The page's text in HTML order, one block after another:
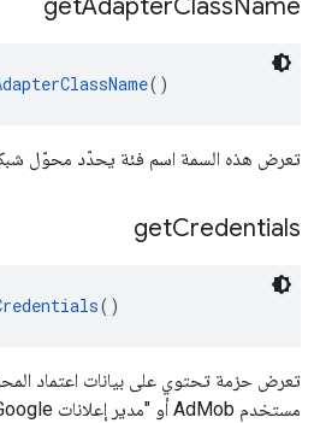
getAdapterClassName
()
تعرض هذه السمة اسم فئة يحدّد محوّل شبكة
getCredentials
()
تعرض حزمة تحتوي على بيانات اعتماد
مستخدم AdMob أو "مدير إعلانات Google".